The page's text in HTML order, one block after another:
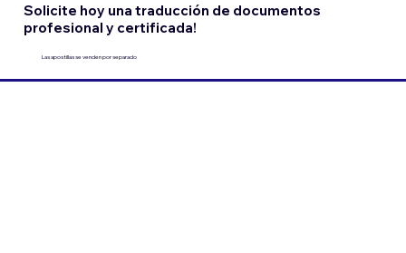
Solicite hoy una traducción de documentos
profesional y certificada!
Las apostillas se venden por separado